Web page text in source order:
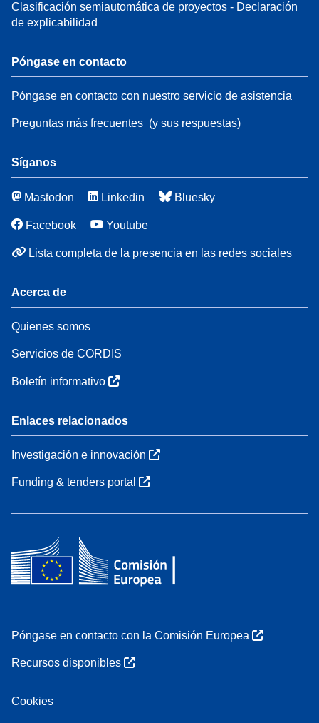
Clasificación semiautomática de proyectos - Declaración
de explicabilidad
Póngase en contacto
Póngase en contacto con nuestro servicio de asistencia
Preguntas más frecuentes (y sus respuestas)
Síganos
Mastodon Linkedin Bluesky
Facebook Youtube
Lista completa de la presencia en las redes sociales
Acerca de
Quienes somos
Servicios de CORDIS
Boletín informativo
Enlaces relacionados
Investigación e innovación
Funding & tenders portal
Póngase en contacto con la Comisión Europea
Recursos disponibles
Cookies